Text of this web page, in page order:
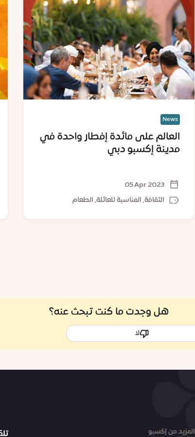
على
مائدة
إفطار
واحدة
في
مدينة
إكسبو
دبي
News
العالم على مائدة إفطار واحدة في
مدينة إكسبو دبي
05 Apr 2023
الثقافة, المناسبة للعائلة, الطعام
هل وجدت ما كنت تبحث عنه؟
لا
المزيد من إكسبو